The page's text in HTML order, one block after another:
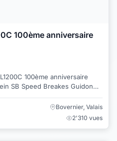
100ème anniversaire
100ème anniversaire
Bovernier, Valais
2'310 vues